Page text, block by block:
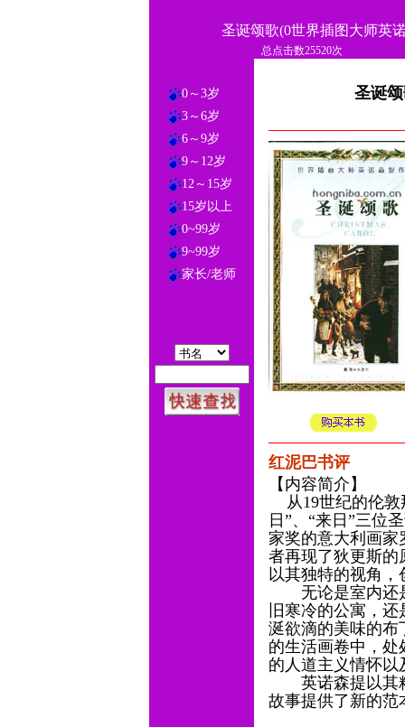
圣诞颂歌(0世界插图大师英
总点击数25520次
0～3岁
3～6岁
6～9岁
9～12岁
12～15岁
15岁以上
0~99岁
9~99岁
家长/老师
圣诞
红泥巴书评
【内容简介】
从19世纪的伦敦
日”、“来日”三位
家奖的意大利画家
者再现了狄更斯的
以其独特的视角
无论是室内还是
旧寒冷的公寓，
涎欲滴的美味的
的生活画卷中，
的人道主义情怀
英诺森提以其精
故事提供了新的